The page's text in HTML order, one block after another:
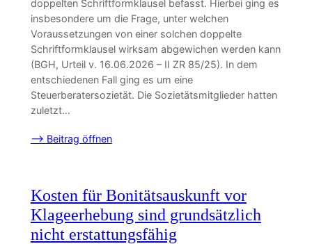
doppelten Schriftformklausel befasst. Hierbei ging es
insbesondere um die Frage, unter welchen
Voraussetzungen von einer solchen doppelte
Schriftformklausel wirksam abgewichen werden kann
(BGH, Urteil v. 16.06.2026 – II ZR 85/25). In dem
entschiedenen Fall ging es um eine
Steuerberatersozietät. Die Sozietätsmitglieder hatten
zuletzt…
–> Beitrag öffnen
Kosten für Bonitätsauskunft vor
Klageerhebung sind grundsätzlich
nicht erstattungsfähig